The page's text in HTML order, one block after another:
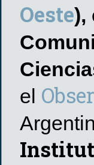
Oeste),
el